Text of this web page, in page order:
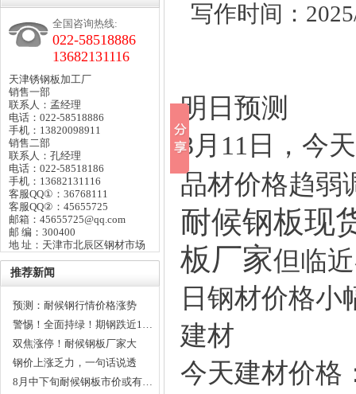
全国咨询热线:
022-58518886
13682131116
天津锈钢板加工厂
销售一部
联系人：孟经理
电话：022-58518886
手机：13820098911
销售二部
联系人：孔经理
电话：022-58518186
手机：13682131116
客服QQ①：36768111
客服QQ②：45655725
邮箱：45655725@qq.com
邮 编：300400
地 址：天津市北辰区钢材市场
推荐新闻
预测：耐候钢行情价格涨势
依…
警惕！全面持绿！期钢跌近1…
双焦涨停！耐候钢板厂家大
涨…
钢价上涨乏力，一句话说透
耐…
8月中下旬耐候钢板市价或有…
写作时间：
明日预测
3月11日，今
品材价格趋弱
耐候钢板现
板厂家但临
日钢材价格小
建材
今天建材价格